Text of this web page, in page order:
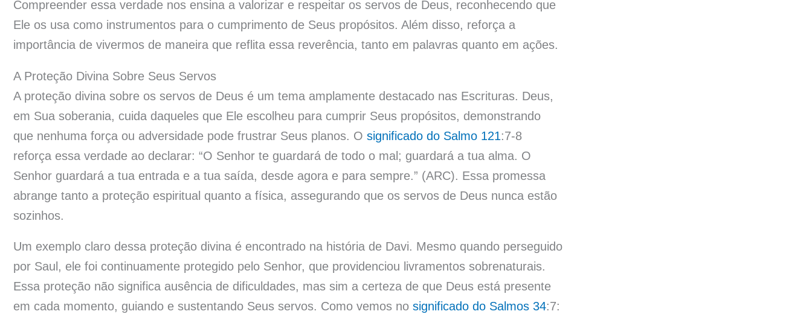
Compreender essa verdade nos ensina a valorizar e respeitar os servos de Deus, reconhecendo que
Ele os usa como instrumentos para o cumprimento de Seus propósitos. Além disso, reforça a
importância de vivermos de maneira que reflita essa reverência, tanto em palavras quanto em ações.
A Proteção Divina Sobre Seus Servos
A proteção divina sobre os servos de Deus é um tema amplamente destacado nas Escrituras. Deus,
em Sua soberania, cuida daqueles que Ele escolheu para cumprir Seus propósitos, demonstrando
que nenhuma força ou adversidade pode frustrar Seus planos. O significado do Salmo 121:7-8
reforça essa verdade ao declarar: “O Senhor te guardará de todo o mal; guardará a tua alma. O
Senhor guardará a tua entrada e a tua saída, desde agora e para sempre.” (ARC). Essa promessa
abrange tanto a proteção espiritual quanto a física, assegurando que os servos de Deus nunca estão
sozinhos.
Um exemplo claro dessa proteção divina é encontrado na história de Davi. Mesmo quando perseguido
por Saul, ele foi continuamente protegido pelo Senhor, que providenciou livramentos sobrenaturais.
Essa proteção não significa ausência de dificuldades, mas sim a certeza de que Deus está presente
em cada momento, guiando e sustentando Seus servos. Como vemos no significado do Salmos 34:7: